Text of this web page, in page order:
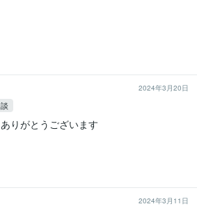
2024年3月20日
りがとうございます
2024年3月11日